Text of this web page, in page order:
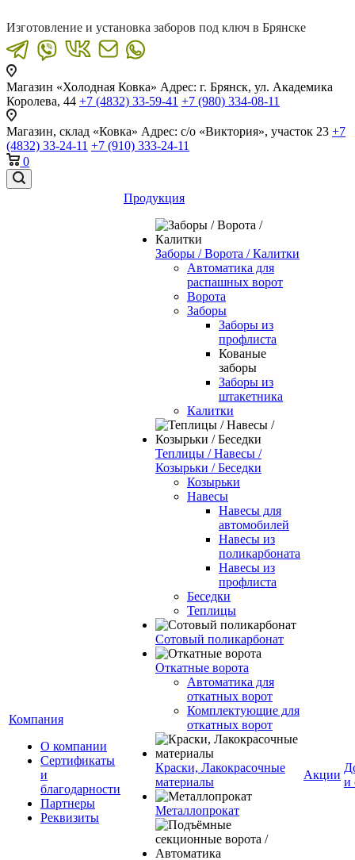
Изготовление и установка заборов под ключ в Брянске
Магазин «Холодная Ковка» Адрес: г. Брянск, ул. Академика
Королева, 44 +7 (4832) 33-59-41 +7 (980) 334-08-11
Магазин, склад «Ковка» Адрес: с/о «Виктория», участок 23 +7
(4832) 33-24-11 +7 (910) 333-24-11
0
Компания
О компании
Сертификаты
и
благодарности
Партнеры
Реквизиты
Продукция
Заборы / Ворота / Калитки
Автоматика для
распашных ворот
Ворота
Заборы
Заборы из
профлиста
Кованые
заборы
Заборы из
штакетника
Калитки
Теплицы / Навесы /
Козырьки / Беседки
Козырьки
Навесы
Навесы для
автомобилей
Навесы из
поликарбоната
Навесы из
профлиста
Беседки
Теплицы
Сотовый поликарбонат
Откатные ворота
Автоматика для
откатных ворот
Комплектующие для
откатных ворот
Краски, Лакокрасочные
материалы
Металлопрокат
Акции
и